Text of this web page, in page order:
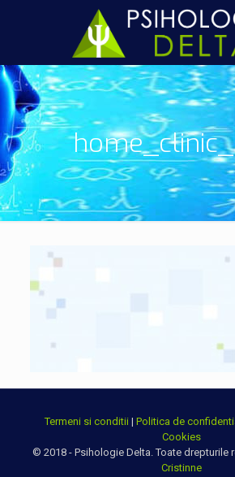
Termeni si conditii | Politica de
Cookies
© 2018 - Psihologie Delta. Toate drepturile
Cristinne